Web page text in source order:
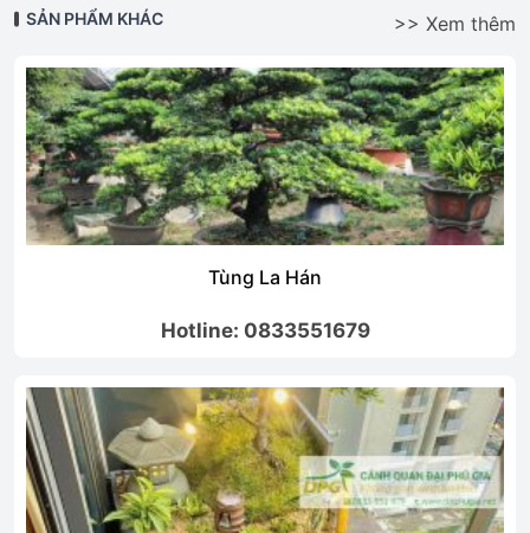
SẢN PHẨM KHÁC >> Xem thêm
Tùng La Hán
Hotline: 0833551679